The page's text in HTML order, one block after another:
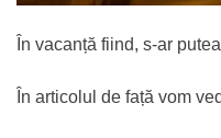
În vacanță fiind, s-ar
În articolul de față vom